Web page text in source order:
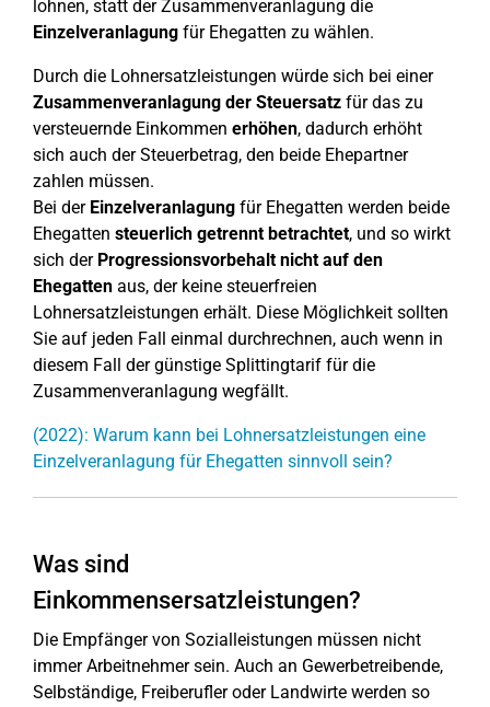
lohnen, statt der Zusammenveranlagung die
Einzelveranlagung für Ehegatten zu wählen.
Durch die Lohnersatzleistungen würde sich bei einer
Zusammenveranlagung der Steuersatz für das zu
versteuernde Einkommen erhöhen, dadurch erhöht
sich auch der Steuerbetrag, den beide Ehepartner
zahlen müssen.
Bei der Einzelveranlagung für Ehegatten werden beide
Ehegatten steuerlich getrennt betrachtet, und so wirkt
sich der Progressionsvorbehalt nicht auf den
Ehegatten aus, der keine steuerfreien
Lohnersatzleistungen erhält. Diese Möglichkeit sollten
Sie auf jeden Fall einmal durchrechnen, auch wenn in
diesem Fall der günstige Splittingtarif für die
Zusammenveranlagung wegfällt.
(2022): Warum kann bei Lohnersatzleistungen eine
Einzelveranlagung für Ehegatten sinnvoll sein?
Was sind
Einkommensersatzleistungen?
Die Empfänger von Sozialleistungen müssen nicht
immer Arbeitnehmer sein. Auch an Gewerbetreibende,
Selbständige, Freiberufler oder Landwirte werden so